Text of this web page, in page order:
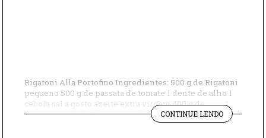
Rigatoni Alla Portofino Ingredientes: 500 g de Rigatoni
pequeno 500 g de passata de tomate 1 dente de alho 1
cebola sal a gosto azeite extra virgem 400 g de
parmesão ralado Manjericão Pinoli Amêndoas Numa
frigideira com um pouco de azeite, doure a cebola
CONTINUE LENDO"RIGATONI
ALLA